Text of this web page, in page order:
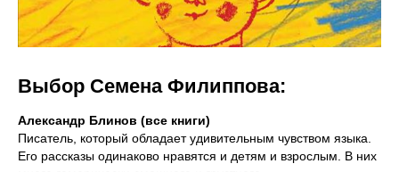
Выбор Семена Филиппова:
Александр Блинов (все книги)
Писатель, который обладает удивительным чувством языка.
Его рассказы одинаково нравятся и детям и взрослым. В них